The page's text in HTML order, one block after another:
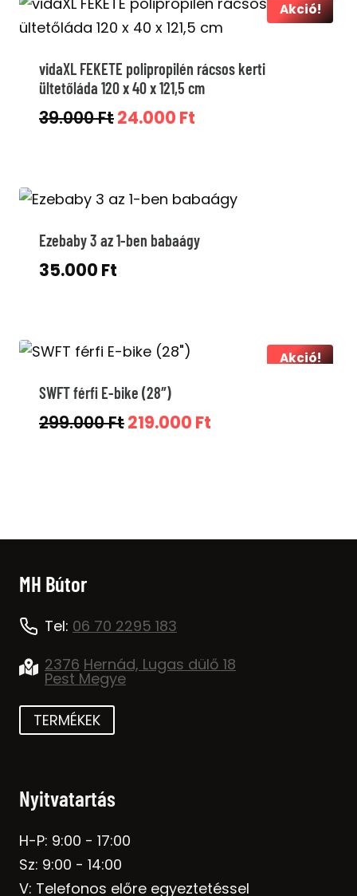
Akció!
vidaXL FEKETE polipropilén rácsos kerti
ültetőláda 120 x 40 x 121,5 cm
39.000FtOriginal
39.000 Ft.
24.000 Ft
24.000 Ft.
Ezebaby 3 az 1-ben babaágy
35.000 Ft
Akció!
SWFT férfi E-bike (28″)
299.000FtOriginal
219.000 Ft
MH Bútor
Tel: 06 70 2295 183
2376 Hernád, Lugas dülő 18
Pest Megye
TERMÉKEK
Nyitvatartás
H-P: 9:00 - 17:00
Sz: 9:00 - 14:00
V: Telefonos előre egyeztetéssel